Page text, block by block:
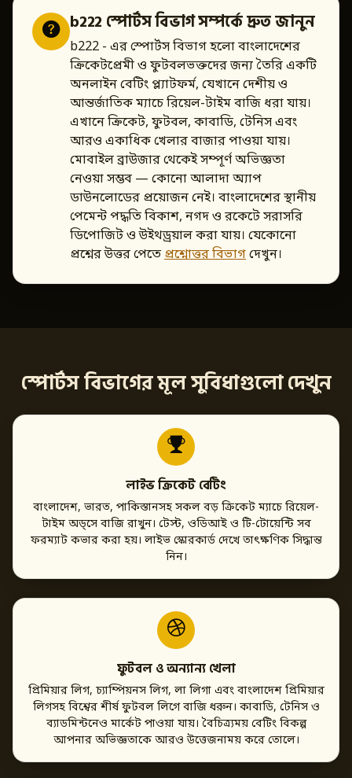
b222 স্পোর্টস বিভাগ সম্পর্কে দ্রুত জানুন
b222 - এর স্পোর্টস বিভাগ হলো বাংলাদেশের
ক্রিকেটপ্রেমী ও ফুটবলভক্তদের জন্য তৈরি একটি
অনলাইন বেটিং প্ল্যাটফর্ম, যেখানে দেশীয় ও
আন্তর্জাতিক ম্যাচে রিয়েল-টাইম বাজি ধরা যায়।
এখানে ক্রিকেট, ফুটবল, কাবাডি, টেনিস এবং
আরও একাধিক খেলার বাজার পাওয়া যায়।
মোবাইল ব্রাউজার থেকেই সম্পূর্ণ অভিজ্ঞতা
নেওয়া সম্ভব — কোনো আলাদা অ্যাপ
ডাউনলোডের প্রয়োজন নেই। বাংলাদেশের স্থানীয়
পেমেন্ট পদ্ধতি বিকাশ, নগদ ও রকেটে সরাসরি
ডিপোজিট ও উইথড্রয়াল করা যায়। যেকোনো
প্রশ্নের উত্তর পেতেপ্রশ্নোত্তর বিভাগদেখুন।
স্পোর্টস বিভাগের মূল সুবিধাগুলো দেখুন
লাইভ ক্রিকেট বেটিং
বাংলাদেশ, ভারত, পাকিস্তানসহ সকল বড় ক্রিকেট ম্যাচে রিয়েল-
টাইম অড্সে বাজি রাখুন। টেস্ট, ওডিআই ও টি-টোয়েন্টি সব
ফরম্যাট কভার করা হয়। লাইভ স্কোরকার্ড দেখে তাৎক্ষণিক সিদ্ধান্ত
নিন।
ফুটবল ও অন্যান্য খেলা
প্রিমিয়ার লিগ, চ্যাম্পিয়নস লিগ, লা লিগা এবং বাংলাদেশ প্রিমিয়ার
লিগসহ বিশ্বের শীর্ষ ফুটবল লিগে বাজি ধরুন। কাবাডি, টেনিস ও
ব্যাডমিন্টনেও মার্কেট পাওয়া যায়। বৈচিত্র্যময় বেটিং বিকল্প
আপনার অভিজ্ঞতাকে আরও উত্তেজনাময় করে তোলে।